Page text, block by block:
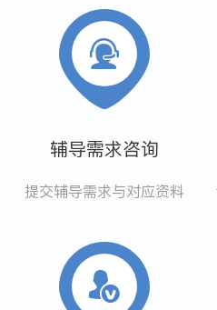
辅导需求咨询
提交辅导需求与对应资料